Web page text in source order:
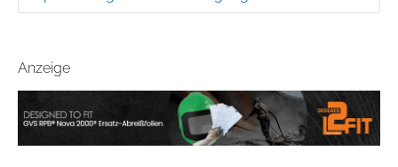
Anzeige